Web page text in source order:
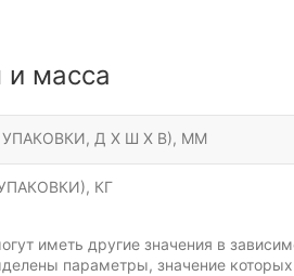
масса
УПАКОВКИ, Д Х Ш Х В), ММ
КГ
иметь другие значения в
параметры, значение которых